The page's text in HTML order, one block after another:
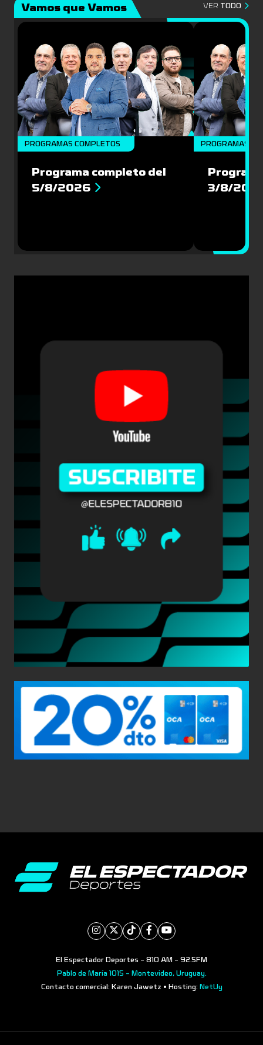
Vamos que Vamos VER TODO
PROGRAMAS COMPLETOS
Programa completo del
5/8/2026
PROGRAMAS
3/8/
El Espectador Deportes - 810 AM - 92.5FM
Pablo de María 1015 - Montevideo, Uruguay.
Contacto comercial: Karen Jawetz • Hosting: NetUy